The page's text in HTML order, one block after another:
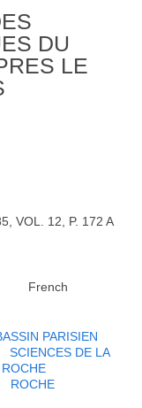
DU
LE
VOL. 12, P. 172 A
French
PARISIEN
SCIENCES DE LA
ROCHE
ROCHE